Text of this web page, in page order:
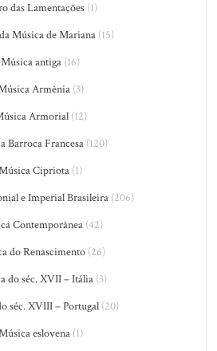
das Lamentações (1)
Música de Mariana(15)
antiga (16)
Armênia(3)
Armorial(12)
Barroca Francesa(120)
Cipriota (1)
e Imperial Brasileira(206)
Contemporânea(42)
do Renascimento (26)
do séc. XVII – Itália (3)
séc. XVIII – Portugal (20)
eslovena(1)